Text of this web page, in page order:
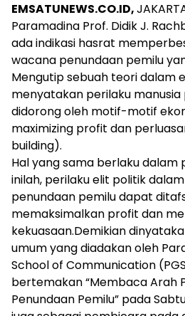
EMSATUNEWS.CO.ID,
Paramadina Prof. Didik J.
ada indikasi hasrat
wacana penundaan pemilu
Mengutip sebuah teori dalam
menyatakan perilaku
didorong oleh motif-motif
maximizing profit dan
building).
Hal yang sama berlaku dalam
inilah, perilaku elit politik
penundaan pemilu dapat
memaksimalkan profit dan
kekuasaan.Demikian
umum yang diadakan oleh
School of Communication
bertemakan “Membaca Arah
Penundaan Pemilu” pada